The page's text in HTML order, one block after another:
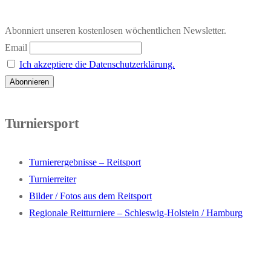
Abonniert unseren kostenlosen wöchentlichen Newsletter.
Email
Ich akzeptiere die Datenschutzerklärung.
Turniersport
Turnierergebnisse – Reitsport
Turnierreiter
Bilder / Fotos aus dem Reitsport
Regionale Reitturniere – Schleswig-Holstein / Hamburg